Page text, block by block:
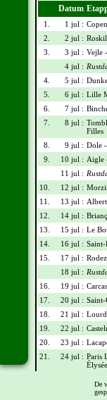
Datum
1. 1 jul :
2.
2 jul :
3.
3 jul : Vejle
4 jul :
4.
5 jul :
5.
6 jul : Lille
6.
7 jul :
7.
8 jul :
Filles
8. 9 jul : Dole
9.
10 jul : Aigle
11 jul :
10.
12 jul :
11.
13 jul :
12.
14 jul :
13.
15 jul : Le
14.
16 jul :
15.
17 jul :
18 jul :
16.
19 jul :
17.
20 jul : Saint-
18.
21 jul :
19.
22 jul :
20.
23 jul :
21.
24 jul : Paris
Wielrennerslijst
De